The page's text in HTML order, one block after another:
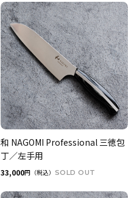
和 NAGOMI Professional 三徳包
丁／左手用
33,000円（税込） SOLD OUT